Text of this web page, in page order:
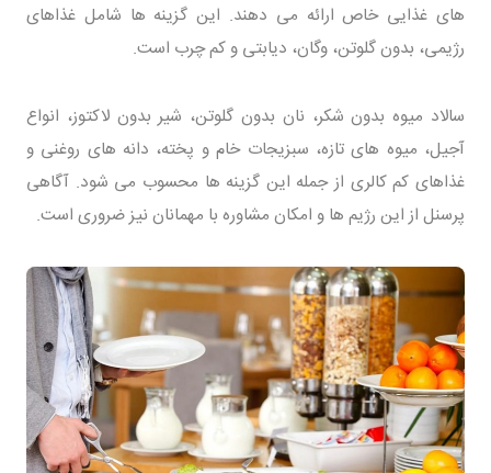
های غذایی خاص ارائه می دهند. این گزینه ها شامل غذاهای
رژیمی، بدون گلوتن، وگان، دیابتی و کم چرب است.
سالاد میوه بدون شکر، نان بدون گلوتن، شیر بدون لاکتوز، انواع
آجیل، میوه های تازه، سبزیجات خام و پخته، دانه های روغنی و
غذاهای کم کالری از جمله این گزینه ها محسوب می شود. آگاهی
پرسنل از این رژیم ها و امکان مشاوره با مهمانان نیز ضروری است.